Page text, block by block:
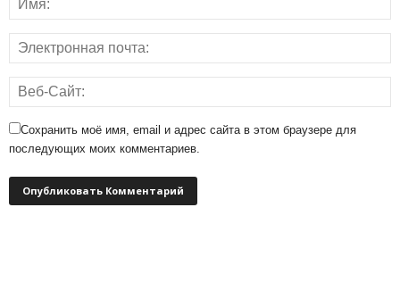
Сохранить моё имя, email и адрес сайта в этом браузере для
последующих моих комментариев.